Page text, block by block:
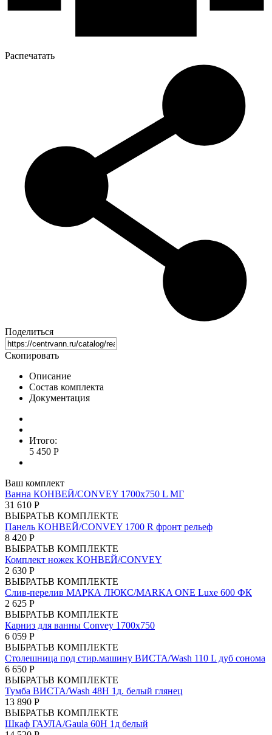
Распечатать
Поделиться
Скопировать
Описание
Состав комплекта
Документация
Итого:
5 450 Р
Ваш комплект
Ванна КОНВЕЙ/CONVEY 1700х750 L МГ
31 610 Р
ВЫБРАТЬВ КОМПЛЕКТЕ
Панель КОНВЕЙ/CONVEY 1700 R фронт рельеф
8 420 Р
ВЫБРАТЬВ КОМПЛЕКТЕ
Комплект ножек КОНВЕЙ/CONVEY
2 630 Р
ВЫБРАТЬВ КОМПЛЕКТЕ
Слив-перелив МАРКА ЛЮКС/MARKA ONE Luxe 600 ФК
2 625 Р
ВЫБРАТЬВ КОМПЛЕКТЕ
Карниз для ванны Convey 1700x750
6 059 Р
ВЫБРАТЬВ КОМПЛЕКТЕ
Столешница под стир.машину ВИСТА/Wash 110 L дуб сонома
6 650 Р
ВЫБРАТЬВ КОМПЛЕКТЕ
Тумба ВИСТА/Wash 48Н 1д. белый глянец
13 890 Р
ВЫБРАТЬВ КОМПЛЕКТЕ
Шкаф ГАУЛА/Gaula 60Н 1д белый